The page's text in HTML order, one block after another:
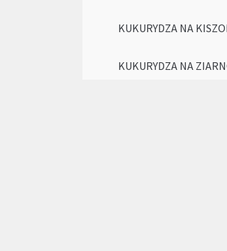
KUKURYDZA NA
KUKURYDZA NA